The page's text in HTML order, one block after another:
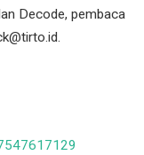
Decode, pembaca